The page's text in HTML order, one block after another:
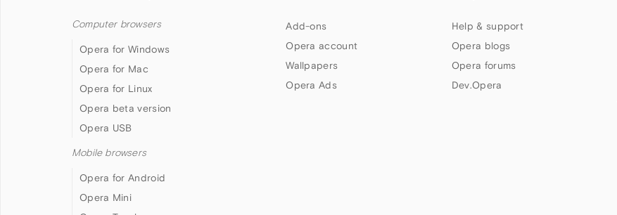
Computer browsers
Opera for Windows
Opera for Mac
Opera for Linux
Opera beta version
Opera USB
Mobile browsers
Opera for Android
Opera Mini
Add-ons
Opera account
Wallpapers
Opera Ads
Help & support
Opera blogs
Opera forums
Dev.Opera